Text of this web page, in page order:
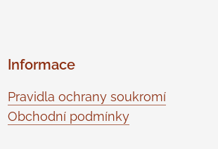
Informace
Pravidla ochrany soukromí
Obchodní podmínky